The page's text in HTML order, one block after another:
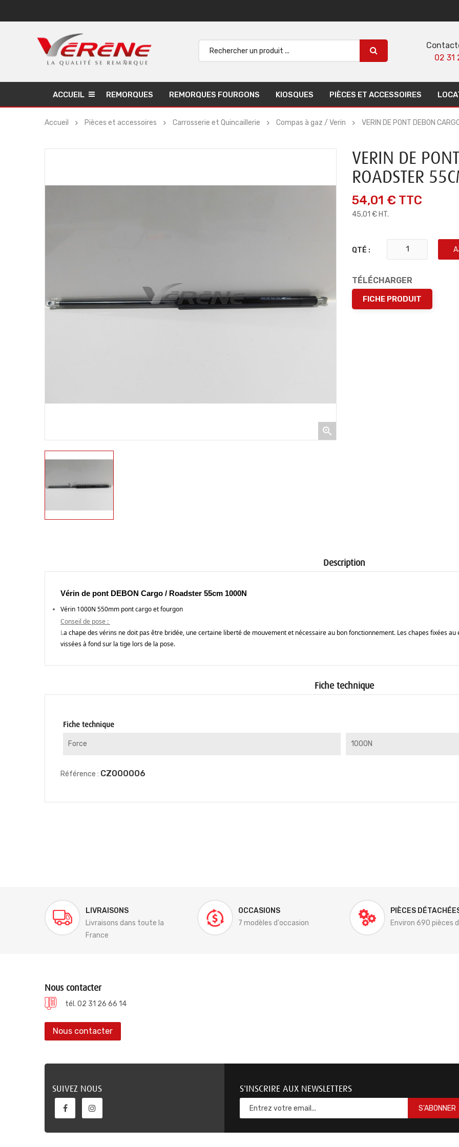
02 31
ACCUEIL REMORQUES REMORQUES FOURGONS KIOSQUES PIÈCES ET ACCESSOIRES
Accueil Pièces et accessoires Carrosserie et Quincaillerie Compas à gaz / Verin VERIN DE PONT DEBON

VERIN DE
ROADSTER
54,01 € TTC
45,01 € HT.
QTÉ :
TÉLÉCHARGER
FICHE PRODUIT
Description
Vérin de pont DEBON Cargo / Roadster 55cm 1000N
Vérin 1000N 550mm pont cargo et fourgon
Conseil de pose :
La chape des vérins ne doit pasêtre bridée, une certaine libertéde mouvement et nécessaire au bon fonctionnement. Les chapes fixées au
visséesà fond sur la tige lors de la pose.
Fiche technique
Fiche technique
Force 1000N
Référence : CZ000006
LIVRAISONS
Livraisons dans toute la
France
OCCASIONS
7 modèles d'occasion
PIÈCES
Environ 690 pièces
Nous contacter
tél. 02 31 26 66 14
Nous contacter
SUIVEZ NOUS S'INSCRIRE AUX NEWSLETTERS
S'ABONNER